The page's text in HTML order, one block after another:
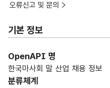
오류신고 및 문의
기본 정보
OpenAPI 명
한국마사회 말 산업 채용 정보
분류체계